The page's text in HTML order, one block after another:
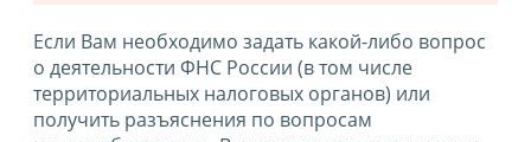
Если Вам необходимо задать какой-либо вопрос
о деятельности ФНС России (в том числе
территориальных налоговых органов) или
получить разъяснения по вопросам